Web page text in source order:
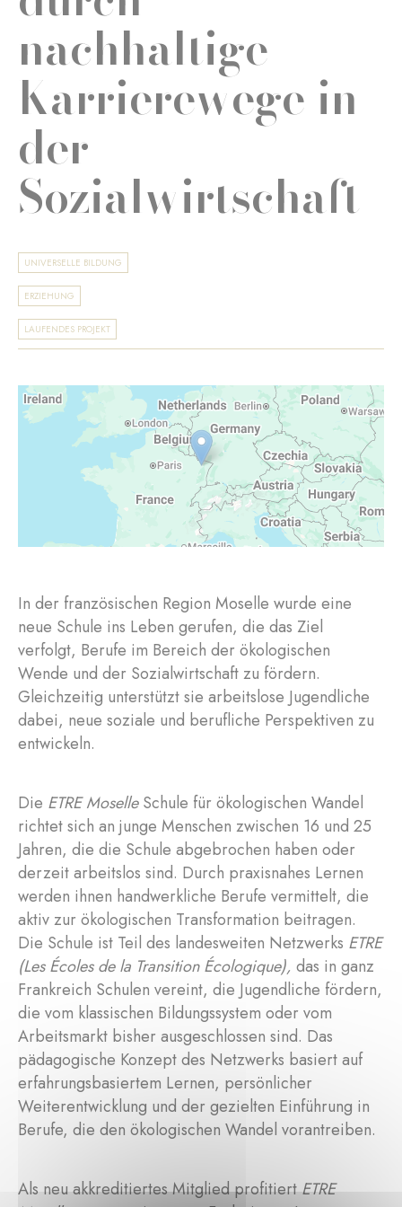
nachhaltige
Karrierewege in
der
Sozialwirtschaft
UNIVERSELLE BILDUNG
ERZIEHUNG
LAUFENDES PROJEKT
In der französischen Region Moselle wurde eine
neue Schule ins Leben gerufen, die das Ziel
verfolgt, Berufe im Bereich der ökologischen
Wende und der Sozialwirtschaft zu fördern.
Gleichzeitig unterstützt sie arbeitslose Jugendliche
dabei, neue soziale und berufliche Perspektiven zu
entwickeln.
Die ETRE MoselleSchule für ökologischen Wandel
richtet sich an junge Menschen zwischen 16 und 25
Jahren, die die Schule abgebrochen haben oder
derzeit arbeitslos sind. Durch praxisnahes Lernen
werden ihnen handwerkliche Berufe vermittelt, die
aktiv zur ökologischen Transformation beitragen.
Die Schule ist Teil des landesweiten Netzwerks ETRE
(Les Écoles de la Transition Écologique), das in ganz
Frankreich Schulen vereint, die Jugendliche fördern,
die vom klassischen Bildungssystem oder vom
Arbeitsmarkt bisher ausgeschlossen sind. Das
pädagogische Konzept des Netzwerks basiert auf
erfahrungsbasiertem Lernen, persönlicher
Weiterentwicklung und der gezielten Einführung in
Berufe, die den ökologischen Wandel vorantreiben.
Als neu akkreditiertes Mitglied profitiertETRE